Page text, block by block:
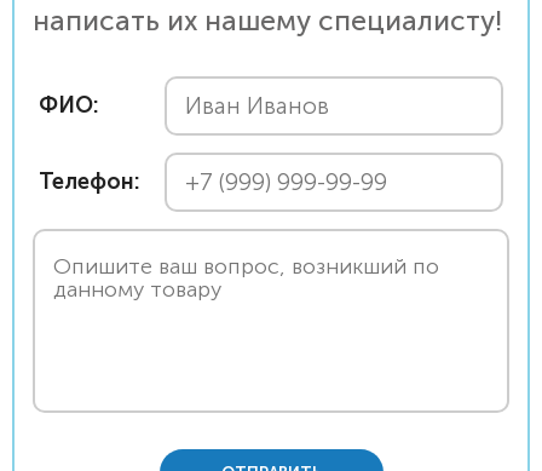
написать их нашему специалисту!
ФИО:
Телефон: